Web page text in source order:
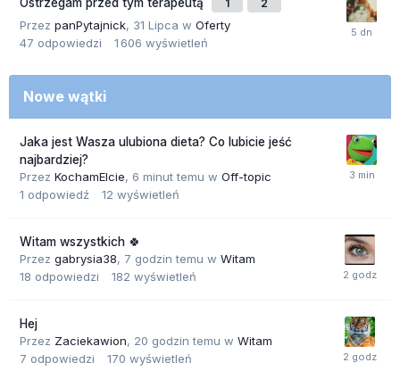
Ostrzegam przed tym terapeutą 1 2
Przez panPytajnick, 31 Lipca w Oferty
47 odpowiedzi 1 606 wyświetleń
Nowe wątki
Jaka jest Wasza ulubiona dieta? Co lubicie jeść
najbardziej?
Przez KochamElcie, 6 minut temu w Off-topic
1 odpowiedź 12 wyświetleń
Witam wszystkich 🍀
Przez gabrysia38, 7 godzin temu w Witam
18 odpowiedzi 182 wyświetleń
Hej
Przez Zaciekawion, 20 godzin temu w Witam
7 odpowiedzi 170 wyświetleń